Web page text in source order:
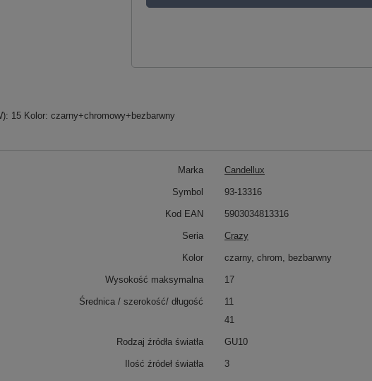
15 Kolor: czarny+chromowy+bezbarwny
Marka Candellux
Symbol 93-13316
Kod EAN 5903034813316
Seria Crazy
Kolor czarny, chrom, bezbarwny
Wysokość maksymalna 17
Średnica / szerokość/ długość
11
41
Rodzaj źródła światła GU10
Ilość źródeł światła 3